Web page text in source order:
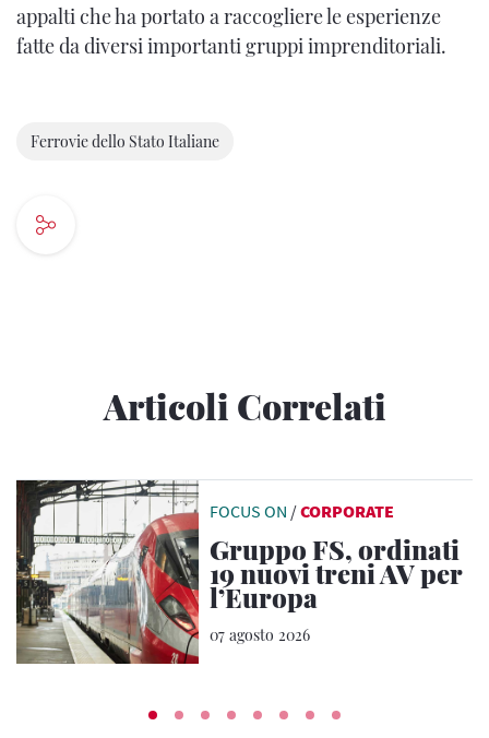
appalti che ha portato a raccogliere le esperienze
fatte da diversi importanti gruppi imprenditoriali.
Ferrovie dello Stato Italiane
Articoli Correlati
FOCUS ON /CORPORATE
Gruppo FS, ordinati
19 nuovi treni AV per
l’Europa
07 agosto 2026